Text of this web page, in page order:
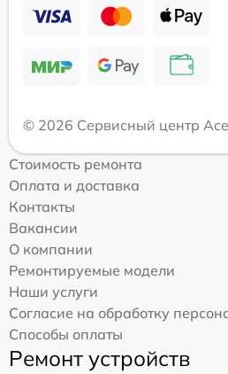
© 2026 Сервисный центр
Стоимость ремонта
Оплата и доставка
Контакты
Вакансии
О компании
Ремонтируемые модели
Наши услуги
Согласие на обработку
Способы оплаты
Ремонт устройств